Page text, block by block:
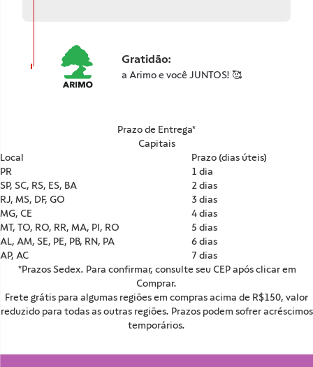
Gratidão:
a Arimo e você JUNTOS! 🥰
Prazo de Entrega*
Capitais
Local
Prazo (dias úteis)
PR
1 dia
SP, SC, RS, ES, BA
2 dias
RJ, MS, DF, GO
3 dias
MG, CE
4 dias
MT, TO, RO, RR, MA, PI, RO
5 dias
AL, AM, SE, PE, PB, RN, PA
6 dias
AP, AC
7 dias
*Prazos Sedex. Para confirmar, consulte seu CEP após clicar em
Comprar.
Frete grátis para algumas regiões em compras acima de R$150, valor
reduzido para todas as outras regiões. Prazos podem sofrer acréscimos
temporários.